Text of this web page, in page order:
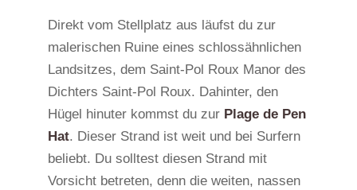
Direkt vom Stellplatz aus läufst du zur
malerischen Ruine eines schlossähnlichen
Landsitzes, dem Saint-Pol Roux Manor des
Dichters Saint-Pol Roux. Dahinter, den
Hügel hinuter kommst du zur Plage de Pen
Hat. Dieser Strand ist weit und bei Surfern
beliebt. Du solltest diesen Strand mit
Vorsicht betreten, denn die weiten, nassen